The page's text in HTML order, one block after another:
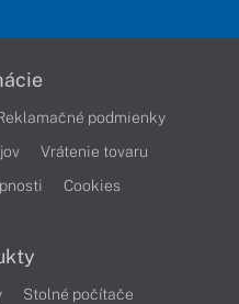
podmienky
Vrátenie tovaru
Cookies
Stolné počítače